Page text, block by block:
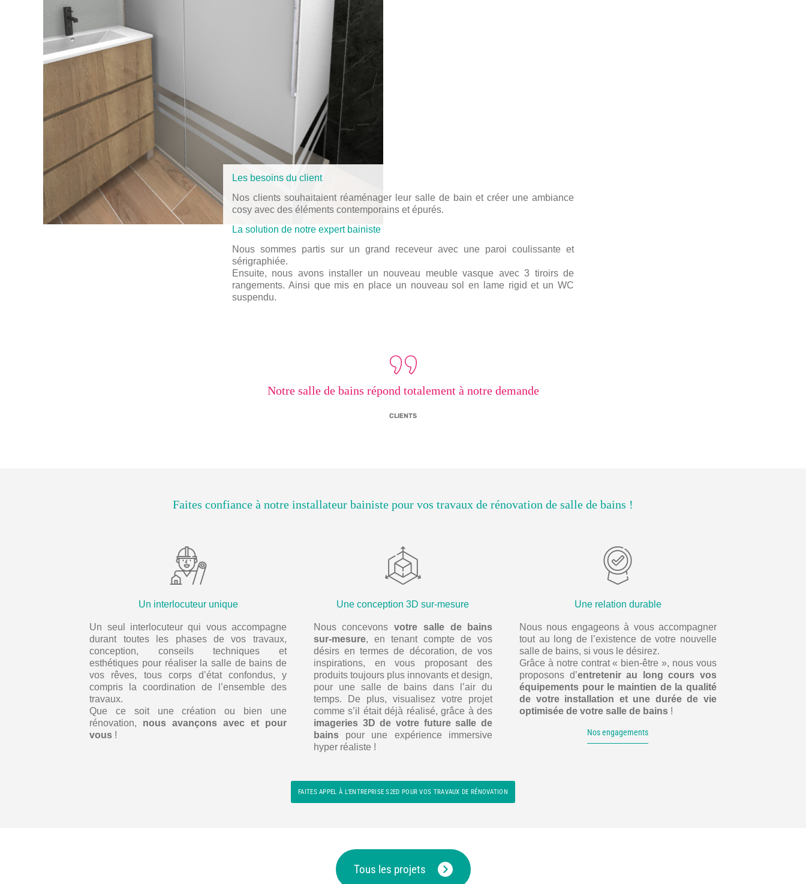
Les besoins du client
Nos clients souhaitaient réaménager leur salle de bain et créer une ambiance
cosy avec des éléments contemporains et épurés.
La solution de notre expert bainiste
Nous sommes partis sur un grand receveur avec une paroi coulissante et
sérigraphiée.
Ensuite, nous avons installer un nouveau meuble vasque avec 3 tiroirs de
rangements. Ainsi que mis en place un nouveau sol en lame rigid et un WC
suspendu.
Notre salle de bains répond totalement à notre demande
CLIENTS
Faites confiance à notre installateur bainiste pour vos travaux de rénovation de salle de bains !
Un interlocuteur unique
Un seul interlocuteur qui vous accompagne
durant toutes les phases de vos travaux,
conception, conseils techniques et
esthétiques pour réaliser la salle de bains de
vos rêves, tous corps d’état confondus, y
compris la coordination de l’ensemble des
travaux.
Que ce soit une création ou bien une
rénovation, nous avançons avec et pour
vous !
Une conception 3D sur-mesure
Nous concevonsvotre salle de bains
sur-mesure, en tenant compte de vos
désirs en termes de décoration, de vos
inspirations, en vous proposant des
produits toujours plus innovants et design,
pour une salle de bains dans l’air du
temps. De plus, visualisez votre projet
comme s’il était déjà réalisé, grâce à des
imageries 3D de votre future salle de
bainspour une expérience immersive
hyper réaliste !
Une relation durable
Nous nous engageons à vous accompagner
tout au long de l’existence de votre nouvelle
salle de bains, si vous le désirez.
Grâce à notre contrat « bien-être », nous vous
proposons d’entretenir au long cours vos
équipements pour le maintien de la qualité
de votre installation et une durée de vie
optimisée de votre salle de bains !
Nos engagements
FAITES APPEL À L’ENTREPRISE S2ED POUR VOS TRAVAUX DE RÉNOVATION
Tous les projets